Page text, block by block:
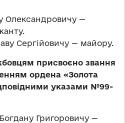
—
Сергійовичу — майору.
присвоєно звання
ордена «Золота
указами №99-
Григоровичу —